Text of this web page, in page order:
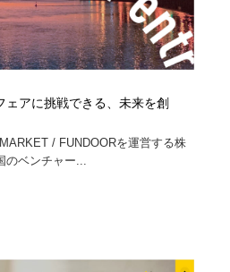
アに挑戦できる、未来を創
/ FUNDOORを運営する株
ベンチャー...